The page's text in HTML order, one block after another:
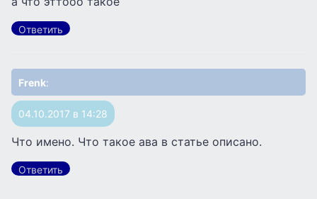
Ответить
Frenk:
04.10.2017 в 14:28
Что имено. Что такое ава в статье описано.
Ответить